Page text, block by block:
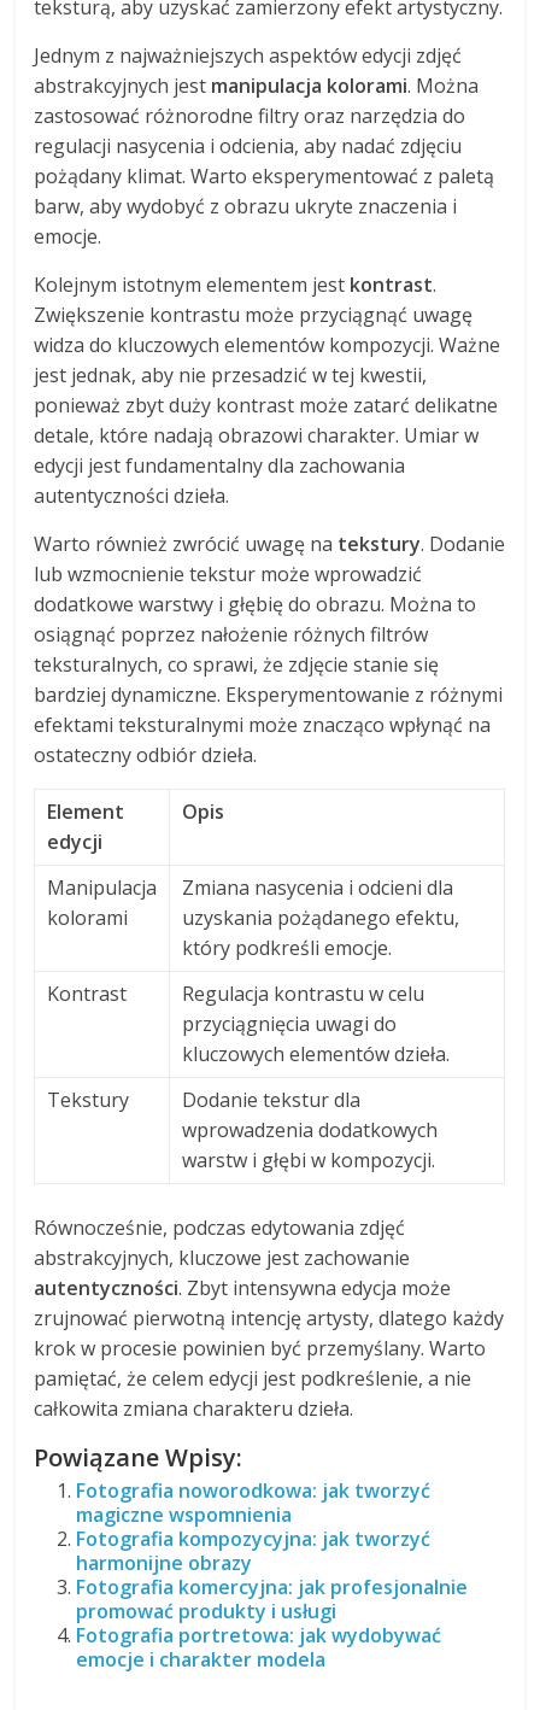
teksturą, aby uzyskać zamierzony efekt artystyczny.
Jednym z najważniejszych aspektów edycji zdjęć
abstrakcyjnych jest manipulacja kolorami. Można
zastosować różnorodne filtry oraz narzędzia do
regulacji nasycenia i odcienia, aby nadać zdjęciu
pożądany klimat. Warto eksperymentować z paletą
barw, aby wydobyć z obrazu ukryte znaczenia i
emocje.
Kolejnym istotnym elementem jest kontrast.
Zwiększenie kontrastu może przyciągnąć uwagę
widza do kluczowych elementów kompozycji. Ważne
jest jednak, aby nie przesadzić w tej kwestii,
ponieważ zbyt duży kontrast może zatarć delikatne
detale, które nadają obrazowi charakter. Umiar w
edycji jest fundamentalny dla zachowania
autentyczności dzieła.
Warto również zwrócić uwagę na tekstury. Dodanie
lub wzmocnienie tekstur może wprowadzić
dodatkowe warstwy i głębię do obrazu. Można to
osiągnąć poprzez nałożenie różnych filtrów
teksturalnych, co sprawi, że zdjęcie stanie się
bardziej dynamiczne. Eksperymentowanie z różnymi
efektami teksturalnymi może znacząco wpłynąć na
ostateczny odbiór dzieła.
Element
edycji
Opis
Manipulacja
kolorami
Zmiana nasycenia i odcieni dla
uzyskania pożądanego efektu,
który podkreśli emocje.
Kontrast
Regulacja kontrastu w celu
przyciągnięcia uwagi do
kluczowych elementów dzieła.
Tekstury
Dodanie tekstur dla
wprowadzenia dodatkowych
warstw i głębi w kompozycji.
Równocześnie, podczas edytowania zdjęć
abstrakcyjnych, kluczowe jest zachowanie
autentyczności. Zbyt intensywna edycja może
zrujnować pierwotną intencję artysty, dlatego każdy
krok w procesie powinien być przemyślany. Warto
pamiętać, że celem edycji jest podkreślenie, a nie
całkowita zmiana charakteru dzieła.
Powiązane Wpisy:
Fotografia noworodkowa: jak tworzyć
magiczne wspomnienia
Fotografia kompozycyjna: jak tworzyć
harmonijne obrazy
Fotografia komercyjna: jak profesjonalnie
promować produkty i usługi
Fotografia portretowa: jak wydobywać
emocje i charakter modela